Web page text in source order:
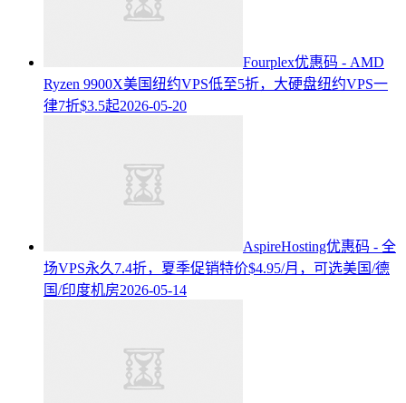
Fourplex优惠码 - AMD
Ryzen 9900X美国纽约VPS低至5折，大硬盘纽约VPS一
律7折$3.5起2026-05-20
AspireHosting优惠码 - 全
场VPS永久7.4折，夏季促销特价$4.95/月，可选美国/德
国/印度机房2026-05-14